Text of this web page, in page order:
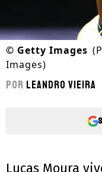
© Getty Images
Images)
Por Leandro Vieira
Lucas Moura